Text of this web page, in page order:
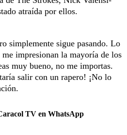
atraída por ellos.
simplemente sigue pasando. Lo
me impresionan la mayoría de los
muy bueno, no me importas.
salir con un rapero! ¡No lo
TV en WhatsApp